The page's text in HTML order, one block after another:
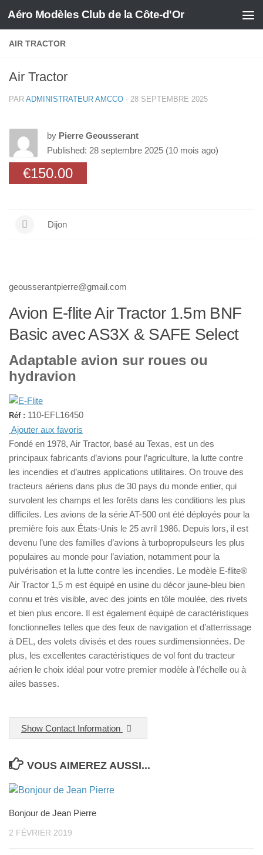
Skip to content
Aéro Modèles Club de la Côte-d'Or
AIR TRACTOR
Air Tractor
PAR ADMINISTRATEUR AMCCO · 28 SEPTEMBRE 2025
by Pierre Geousserant
Published: 28 septembre 2025 (10 mois ago)
€150.00
Dijon
geousserantpierre@gmail.com
Avion E-flite Air Tractor 1.5m BNF
Basic avec AS3X & SAFE Select
Adaptable avion sur roues ou
hydravion
Réf : 110-EFL16450
Ajouter aux favoris
Fondé en 1978, Air Tractor, basé au Texas, est un des
principaux fabricants d’avions pour l’agriculture, la lutte contre
les incendies et d’autres applications utilitaires. On trouve des
tracteurs aériens dans plus de 30 pays du monde entier, qui
survolent les champs et les forêts dans les conditions les plus
difficiles. Les avions de la série AT-500 ont été déployés pour la
première fois aux États-Unis le 25 avril 1986. Depuis lors, il est
devenu l’une des familles d’avions à turbopropulseurs les plus
populaires au monde pour l’aviation, notamment pour la
pulvérisation et la lutte contre les incendies. Le modèle E-flite®
Air Tractor 1,5 m est équipé en usine du décor jaune-bleu bien
connu et très visible, avec des joints en tôle moulée, des rivets
et bien plus encore. Il est également équipé de caractéristiques
fonctionnelles telles que des feux de navigation et d’atterrissage
à DEL, des volets divisés et des roues surdimensionnées. De
plus, les excellentes caractéristiques de vol font du tracteur
aérien le choix idéal pour votre premier modèle à l’échelle ou à
ailes basses.
Show Contact Information
VOUS AIMEREZ AUSSI...
Bonjour de Jean Pierre
2 FÉVRIER 2019